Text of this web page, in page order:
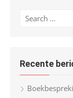
c
f
Recente